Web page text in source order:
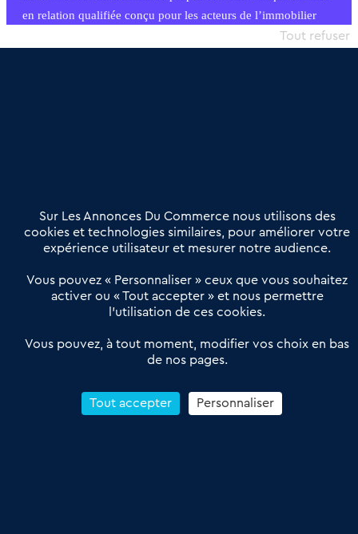
en relation qualifiée conçu pour les acteurs de l’immobilier
commercial et les collectivités territoriales, simple et intégrant
Offres Pro
Actualités
Qui sommes nous ?
Derniers articles
Réseau 3C : un partenaire national dédié aux transactions
Petitscommerces : Un partenariat au service du commerce de
proximité et des territoires
Reprendre un Restaurant Rapide
Sur Les Annonces Du Commerce nous utilisons des
cookies et technologies similaires, pour améliorer votre
expérience utilisateur et mesurer notre audience.
Vous pouvez « Personnaliser » ceux que vous souhaitez
activer ou « Tout accepter » et nous permettre
l’utilisation de ces cookies.
Vous pouvez, à tout moment, modifier vos choix en bas
de nos pages.
Tout accepter
Tout refuser
Personnaliser